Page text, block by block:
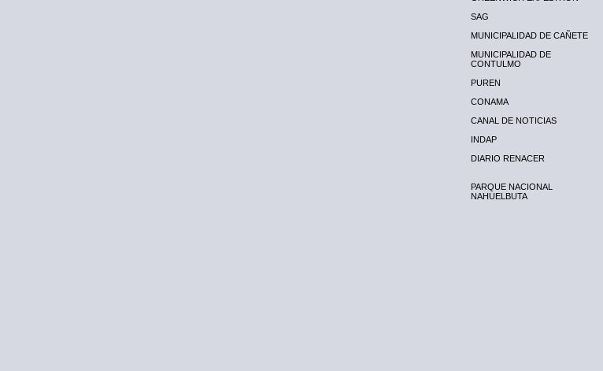
SAG
MUNICIPALIDAD DE CAÑETE
MUNICIPALIDAD DE
CONTULMO
PUREN
CONAMA
CANAL DE NOTICIAS
INDAP
DIARIO RENACER
PARQUE NACIONAL
NAHUELBUTA